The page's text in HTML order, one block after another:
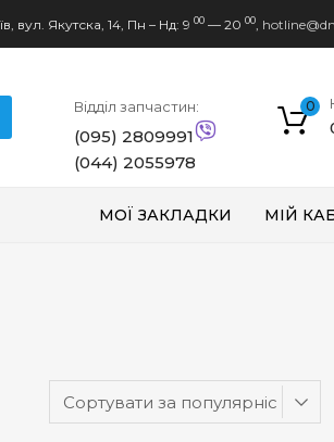
вул. Якутска, 14, Пн – Нд: 9 00 — 20 00
Відділ запчастин:
(095) 2809991
(044) 2055978
0
МІЙ
МОЇ ЗАКЛАДКИ